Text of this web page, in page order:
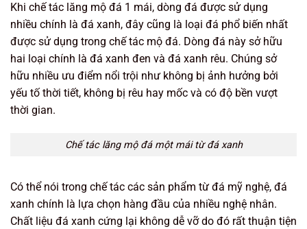
Khi chế tác lăng mộ đá 1 mái, dòng đá được sử dụng
nhiều chính là đá xanh, đây cũng là loại đá phổ biến nhất
được sử dụng trong chế tác mộ đá. Dòng đá này sở hữu
hai loại chính là đá xanh đen và đá xanh rêu. Chúng sở
hữu nhiều ưu điểm nổi trội như không bị ảnh hưởng bởi
yếu tố thời tiết, không bị rêu hay mốc và có độ bền vượt
thời gian.
Chế tác lăng mộ đá một mái từ đá xanh
Có thể nói trong chế tác các sản phẩm từ đá mỹ nghệ, đá
xanh chính là lựa chọn hàng đầu của nhiều nghệ nhân.
Chất liệu đá xanh cứng lại không dễ vỡ do đó rất thuận tiện